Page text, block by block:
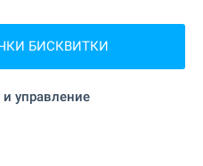
БИСКВИТКИ
управление